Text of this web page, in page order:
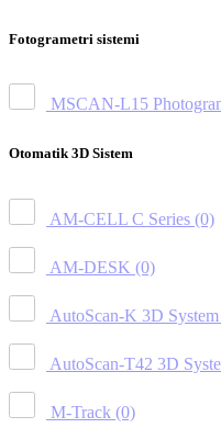
Fotogrametri sistemi
MSCAN-L15
Otomatik 3D Sistem
AM-CELL C Series (0)
AM-DESK (0)
AutoScan-K 3D System
AutoScan-T42 3D
M-Track (0)